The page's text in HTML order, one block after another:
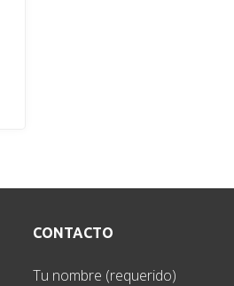
CONTACTO
Tu nombre (requerido)